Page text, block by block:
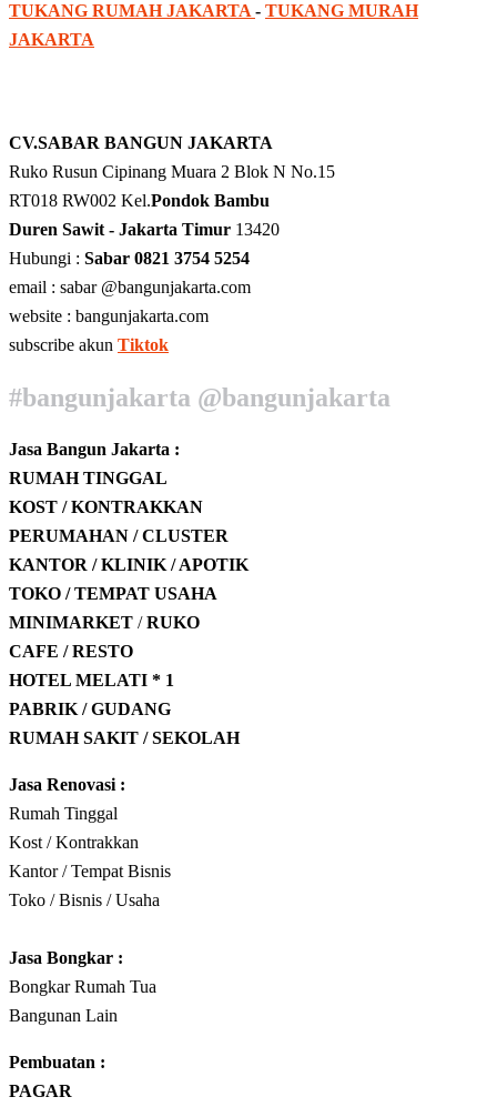
TUKANG RUMAH JAKARTA - TUKANG MURAH
JAKARTA
CV.SABAR BANGUN JAKARTA
Ruko Rusun Cipinang Muara 2 Blok N No.15
RT018 RW002 Kel.Pondok Bambu
Duren Sawit - Jakarta Timur 13420
Hubungi : Sabar 0821 3754 5254
email : sabar @bangunjakarta.com
website : bangunjakarta.com
subscribe akun Tiktok
#bangunjakarta @bangunjakarta
Jasa Bangun Jakarta :
RUMAH TINGGAL
KOST / KONTRAKKAN
PERUMAHAN / CLUSTER
KANTOR / KLINIK / APOTIK
TOKO / TEMPAT USAHA
MINIMARKET /RUKO
CAFE / RESTO
HOTEL MELATI * 1
PABRIK / GUDANG
RUMAH SAKIT / SEKOLAH
Jasa Renovasi :
Rumah Tinggal
Kost / Kontrakkan
Kantor / Tempat Bisnis
Toko / Bisnis / Usaha
Jasa Bongkar :
Bongkar Rumah Tua
Bangunan Lain
Pembuatan :
PAGAR